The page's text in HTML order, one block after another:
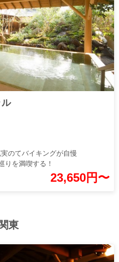
のてバイキングが自慢
りを満喫する！
23,650円〜
関東